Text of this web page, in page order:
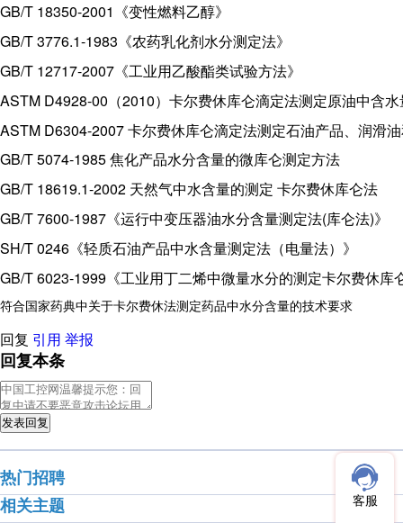
GB/T 18350-2001《变性燃料乙醇》
GB/T 3776.1-1983《农药乳化剂水分测定法》
GB/T 12717-2007《工业用乙酸酯类试验方法》
ASTM D4928-00（2010）卡尔费休库仑滴定法测定原油中含水
ASTM D6304-2007 卡尔费休库仑滴定法测定石油产品、润滑
GB/T 5074-1985 焦化产品水分含量的微库仑测定方法
GB/T 18619.1-2002 天然气中水含量的测定 卡尔费休库仑法
GB/T 7600-1987《运行中变压器油水分含量测定法(库仑法)》
SH/T 0246《轻质石油产品中水含量测定法（电量法）》
GB/T 6023-1999《工业用丁二烯中微量水分的测定卡尔费休库
符合国家药典中关于卡尔费休法测定药品中水分含量的技术要求
回复 引用 举报
回复本条
发表回复
热门招聘
相关主题
客服